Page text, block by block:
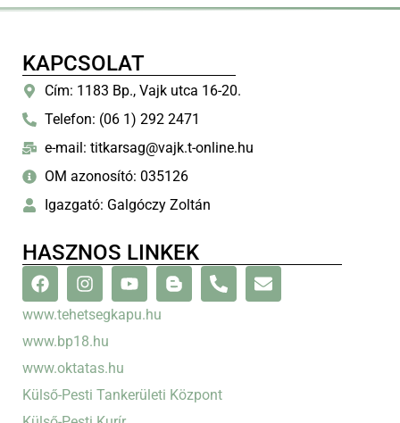
KAPCSOLAT
Cím: 1183 Bp., Vajk utca 16-20.
Telefon: (06 1) 292 2471
e-mail: titkarsag@vajk.t-online.hu
OM azonosító: 035126
Igazgató: Galgóczy Zoltán
HASZNOS LINKEK
www.tehetsegkapu.hu
www.bp18.hu
www.oktatas.hu
Külső-Pesti Tankerületi Központ